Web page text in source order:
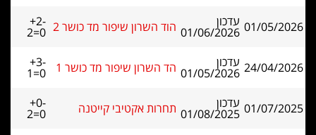
01/05/2026 עדכון
01/06/2026 הוד השרון שיפור מד כושר 2 +2-
2=0
24/04/2026 עדכון
01/05/2026 הד השרון שיפור מד כושר 1 +3-
1=0
01/07/2025 עדכון
01/08/2025 תחרות אקטיבי קייטנה +0-
2=0